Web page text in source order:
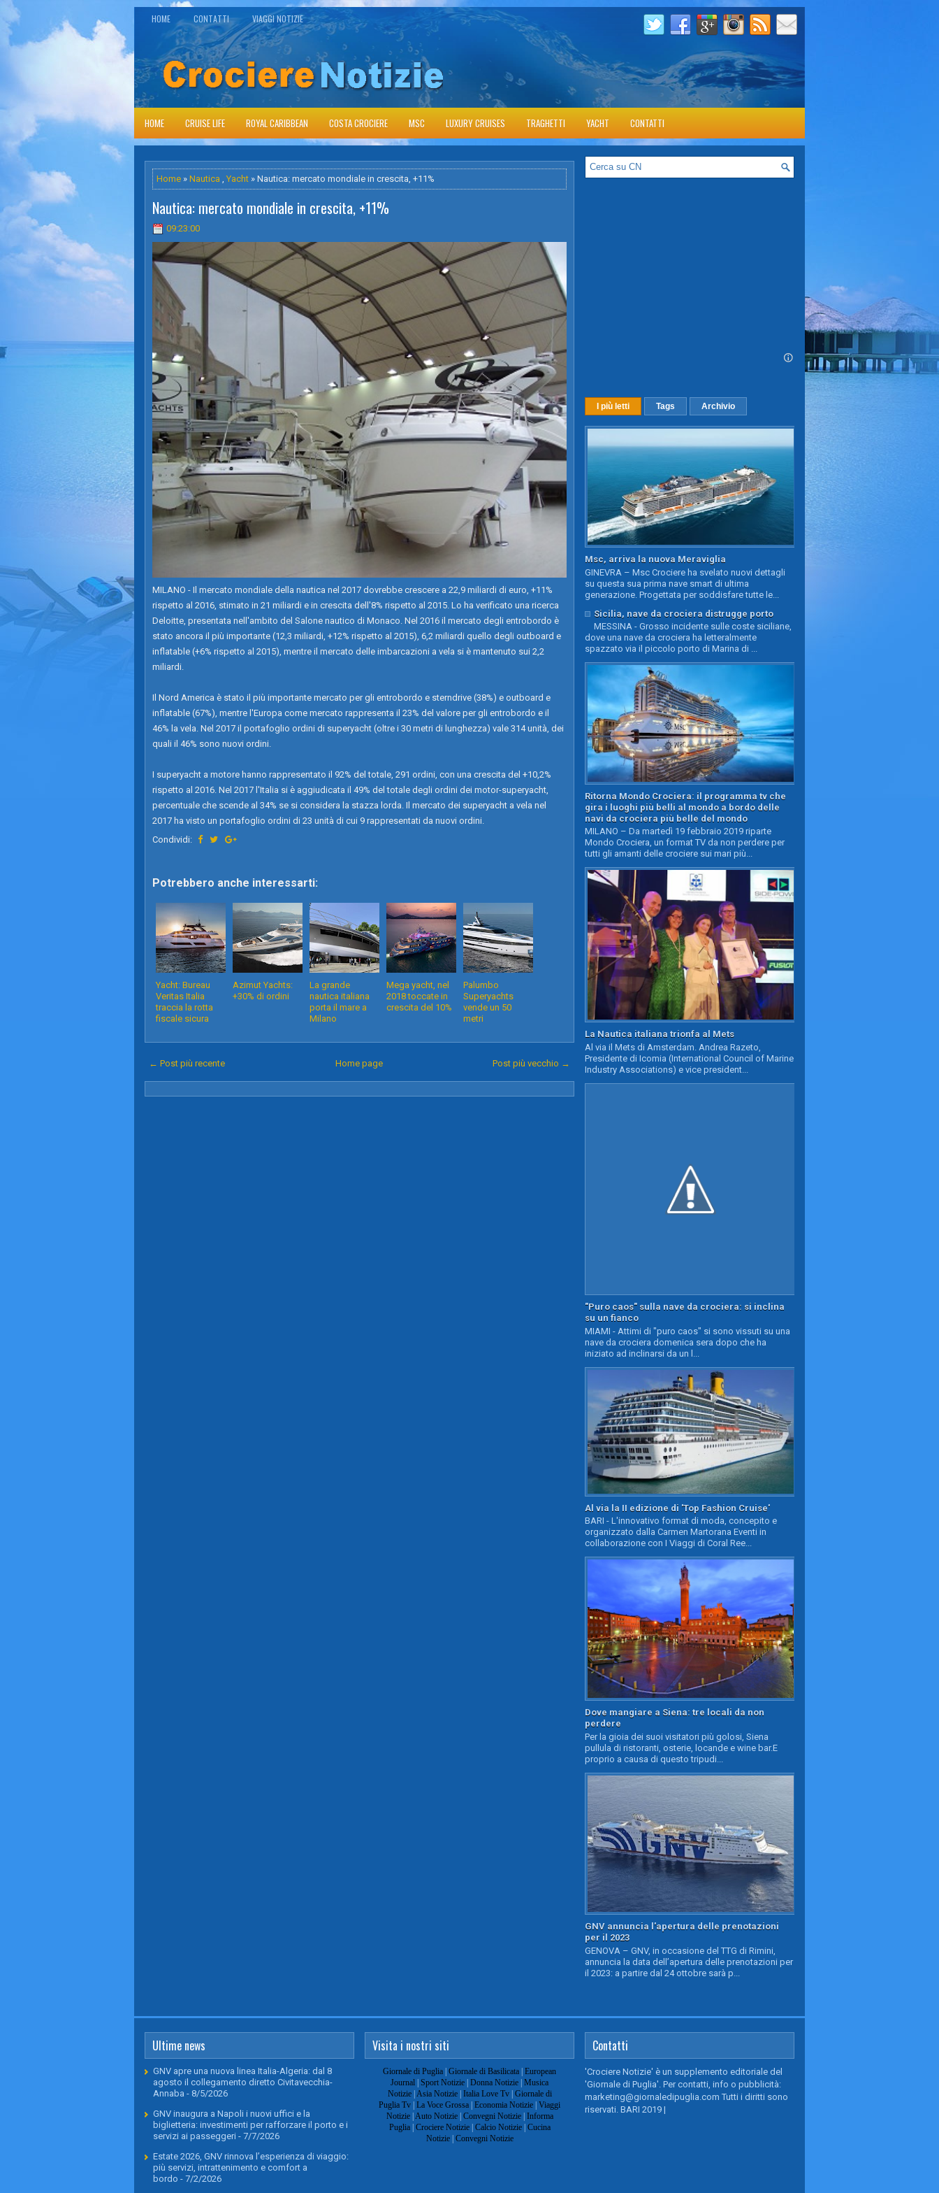
HOME CONTATTI VIAGGI NOTIZIE
HOME CRUISE LIFE ROYAL CARIBBEAN COSTA CROCIERE MSC LUXURY CRUISES TRAGHETTI YACHT CONTATTI
Home » Nautica , Yacht » Nautica: mercato mondiale in crescita, +11%
Nautica: mercato mondiale in crescita, +11%
09:23:00
MILANO - Il mercato mondiale della nautica nel 2017 dovrebbe crescere a 22,9 miliardi di euro, +11%
rispetto al 2016, stimato in 21 miliardi e in crescita dell'8% rispetto al 2015. Lo ha verificato una ricerca
Deloitte, presentata nell'ambito del Salone nautico di Monaco. Nel 2016 il mercato degli entrobordo è
stato ancora il più importante (12,3 miliardi, +12% rispetto al 2015), 6,2 miliardi quello degli outboard e
inflatable (+6% rispetto al 2015), mentre il mercato delle imbarcazioni a vela si è mantenuto sui 2,2
miliardi.
Il Nord America è stato il più importante mercato per gli entrobordo e sterndrive (38%) e outboard e
inflatable (67%), mentre l'Europa come mercato rappresenta il 23% del valore per gli entrobordo e il
46% la vela. Nel 2017 il portafoglio ordini di superyacht (oltre i 30 metri di lunghezza) vale 314 unità, dei
quali il 46% sono nuovi ordini.
I superyacht a motore hanno rappresentato il 92% del totale, 291 ordini, con una crescita del +10,2%
rispetto al 2016. Nel 2017 l'Italia si è aggiudicata il 49% del totale degli ordini dei motor-superyacht,
percentuale che scende al 34% se si considera la stazza lorda. Il mercato dei superyacht a vela nel
2017 ha visto un portafoglio ordini di 23 unità di cui 9 rappresentati da nuovi ordini.
Condividi:
Potrebbero anche interessarti:
Yacht: Bureau
Veritas Italia
traccia la rotta
fiscale sicura
Azimut Yachts:
+30% di ordini
La grande
nautica italiana
porta il mare a
Milano
Mega yacht, nel
2018 toccate in
crescita del 10%
Palumbo
Superyachts
vende un 50
metri
← Post più recente Post più vecchio →
Home page
I più letti Tags Archivio
Msc, arriva la nuova Meraviglia
GINEVRA – Msc Crociere ha svelato nuovi dettagli
su questa sua prima nave smart di ultima
generazione. Progettata per soddisfare tutte le...
Sicilia, nave da crociera distrugge porto
MESSINA - Grosso incidente sulle coste siciliane,
dove una nave da crociera ha letteralmente
spazzato via il piccolo porto di Marina di ...
Ritorna Mondo Crociera: il programma tv che
gira i luoghi più belli al mondo a bordo delle
navi da crociera più belle del mondo
MILANO – Da martedì 19 febbraio 2019 riparte
Mondo Crociera, un format TV da non perdere per
tutti gli amanti delle crociere sui mari più...
La Nautica italiana trionfa al Mets
Al via il Mets di Amsterdam. Andrea Razeto,
Presidente di Icomia (International Council of Marine
Industry Associations) e vice president...
"Puro caos" sulla nave da crociera: si inclina
su un fianco
MIAMI - Attimi di "puro caos" si sono vissuti su una
nave da crociera domenica sera dopo che ha
iniziato ad inclinarsi da un l...
Al via la II edizione di 'Top Fashion Cruise'
BARI - L'innovativo format di moda, concepito e
organizzato dalla Carmen Martorana Eventi in
collaborazione con I Viaggi di Coral Ree...
Dove mangiare a Siena: tre locali da non
perdere
Per la gioia dei suoi visitatori più golosi, Siena
pullula di ristoranti, osterie, locande e wine bar.E
proprio a causa di questo tripudi...
GNV annuncia l'apertura delle prenotazioni
per il 2023
GENOVA – GNV, in occasione del TTG di Rimini,
annuncia la data dell’apertura delle prenotazioni per
il 2023: a partire dal 24 ottobre sarà p...
Ultime news
GNV apre una nuova linea Italia-Algeria: dal 8
agosto il collegamento diretto Civitavecchia-
Annaba - 8/5/2026
GNV inaugura a Napoli i nuovi uffici e la
biglietteria: investimenti per rafforzare il porto e i
servizi ai passeggeri - 7/7/2026
Estate 2026, GNV rinnova l’esperienza di viaggio:
più servizi, intrattenimento e comfort a
bordo - 7/2/2026
Visita i nostri siti
Giornale di Puglia | Giornale di Basilicata | European
Journal | Sport Notizie | Donna Notizie | Musica
Notizie| Asia Notizie| Italia Love Tv| Giornale di
Puglia Tv | La Voce Grossa | Economia Notizie | Viaggi
Notizie| Auto Notizie| Convegni Notizie| Informa
Puglia| Crociere Notizie| Calcio Notizie| Cucina
Notizie| Convegni Notizie
Contatti
'Crociere Notizie' è un supplemento editoriale del
'Giornale di Puglia'. Per contatti, info o pubblicità:
marketing@giornaledipuglia.com Tutti i diritti sono
riservati. BARI 2019 |